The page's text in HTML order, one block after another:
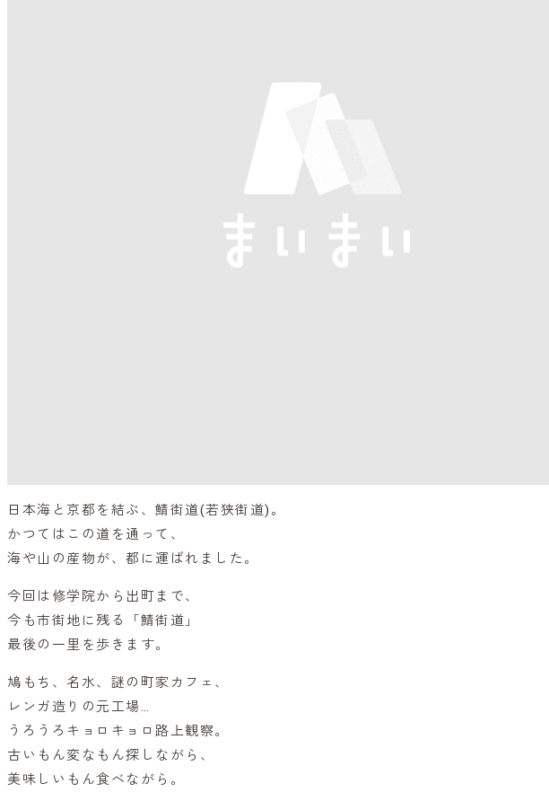
日本海と京都を結ぶ、鯖街道(若狭街道)。
かつてはこの道を通って、
海や山の産物が、都に運ばれました。
今回は修学院から出町まで、
今も市街地に残る「鯖街道」
最後の一里を歩きます。
鳩もち、名水、謎の町家カフェ、
レンガ造りの元工場…
うろうろキョロキョロ路上観察。
古いもん変なもん探しながら、
美味しいもん食べながら。